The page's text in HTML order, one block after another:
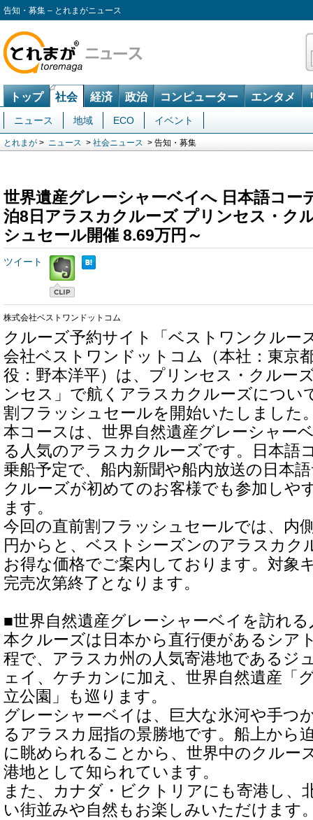
告知・募集 – とれまがニュース
トップ 社会 経済 政治 コンピューター エンタメ
ニュース 地域 ECO イベント
とれまが > ニュース > 社会ニュース > 告知・募集
世界遺産グレーシャーベイへ 日本語コー
泊8日アラスカクルーズ プリンセス・ク
シュセール開催 8.69万円～
ツイート
株式会社ベストワンドットコム
クルーズ予約サイト「ベストワンクルー
会社ベストワンドットコム（本社：東京
役：野本洋平）は、プリンセス・クルー
ンセス」で航くアラスカクルーズについ
割フラッシュセールを開始いたしました
本コースは、世界自然遺産グレーシャー
る人気のアラスカクルーズです。日本語
乗船予定で、船内新聞や船内放送の日本
クルーズが初めてのお客様でも参加しや
ます。
今回の直前割フラッシュセールでは、内
円からと、ベストシーズンのアラスカク
お得な価格でご案内しております。対象
完売次第終了となります。
■世界自然遺産グレーシャーベイを訪れ
本クルーズは日本から直行便があるシア
程で、アラスカ州の人気寄港地であるジ
ェイ、ケチカンに加え、世界自然遺産「
立公園」も巡ります。
グレーシャーベイは、巨大な氷河や手つ
るアラスカ屈指の景勝地です。船上から
に眺められることから、世界中のクルー
港地として知られています。
また、カナダ・ビクトリアにも寄港し、
い街並みや自然もお楽しみいただけます